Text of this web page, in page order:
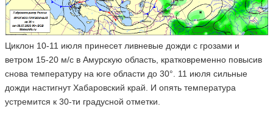
Циклон 10-11 июля принесет ливневые дожди с грозами и
ветром 15-20 м/с в Амурскую область, кратковременно повысив
снова температуру на юге области до 30°. 11 июля сильные
дожди настигнут Хабаровский край. И опять температура
устремится к 30-ти градусной отметки.